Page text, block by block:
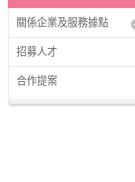
關係企業及服務據點
招募人才
合作提案